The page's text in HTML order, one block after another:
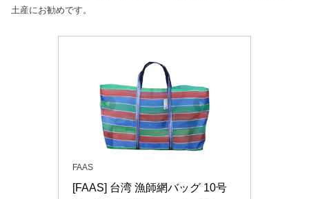
土産にお勧めです。
FAAS
[FAAS] 台湾 漁師網バッグ 10号